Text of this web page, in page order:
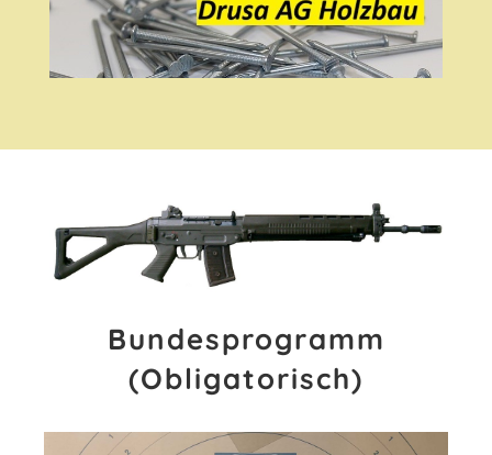
Bundesprogramm
(Obligatorisch)